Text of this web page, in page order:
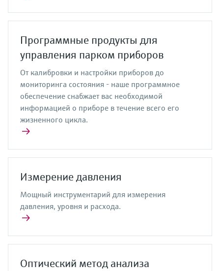
Программные продукты для
управления парком приборов
От калибровки и настройки приборов до
мониторинга состояния - наше программное
обеспечение снабжает вас необходимой
информацией о приборе в течение всего его
жизненного цикла.
Измерение давления
Мощный инструментарий для измерения
давления, уровня и расхода.
Оптический метод анализа